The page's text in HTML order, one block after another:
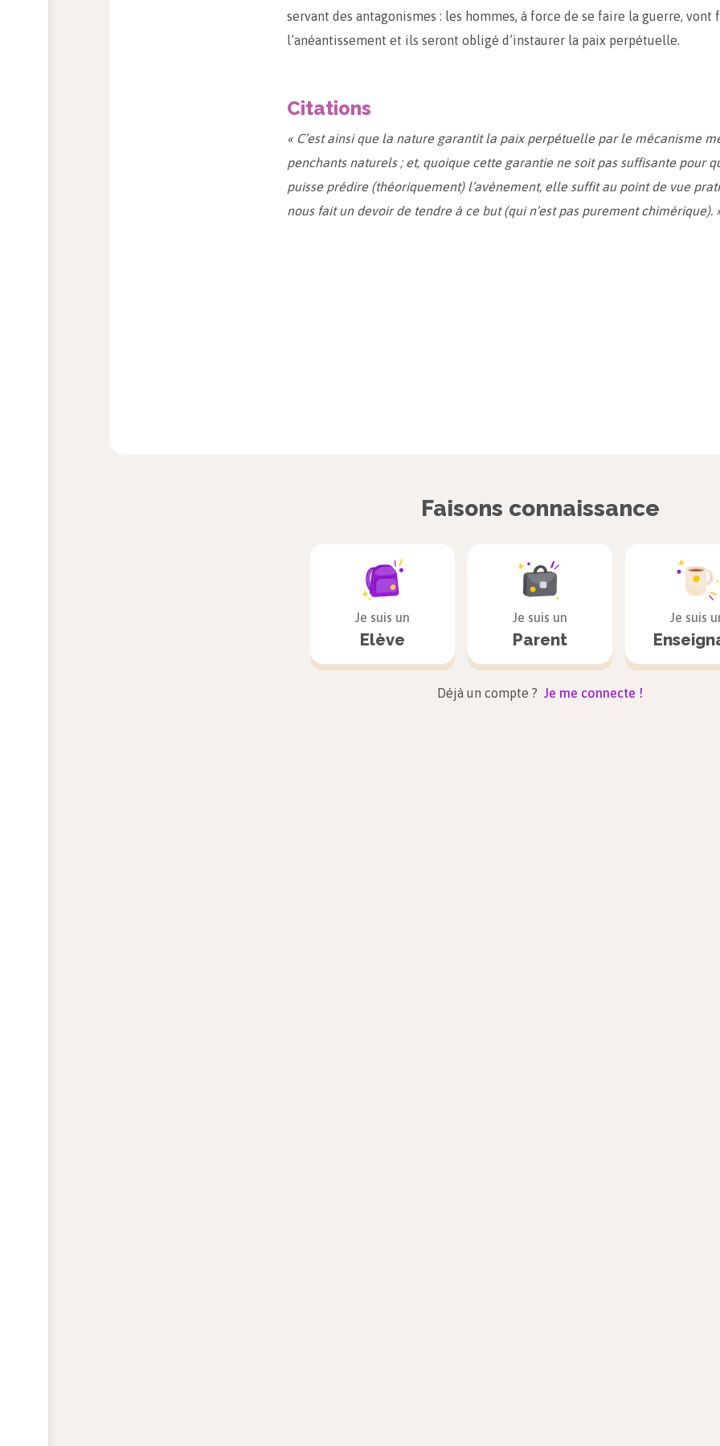
servant des antagonismes : les hommes, à force de se faire la guerre, vont
l’anéantissement et ils seront obligé d’instaurer la paix perpétuelle.
Citations
« C’est ainsi que la nature garantit la paix perpétuelle par le mécanisme
penchants naturels ; et, quoique cette garantie ne soit pas suffisante pour
puisse prédire (théoriquement) l’avènement, elle suffit au point de vue
nous fait un devoir de tendre à ce but (qui n’est pas purement chimérique).
Faisons connaissance
Je suis un
Elève
Je suis un
Parent
Je suis
Déjà un compte ? Je me connecte !